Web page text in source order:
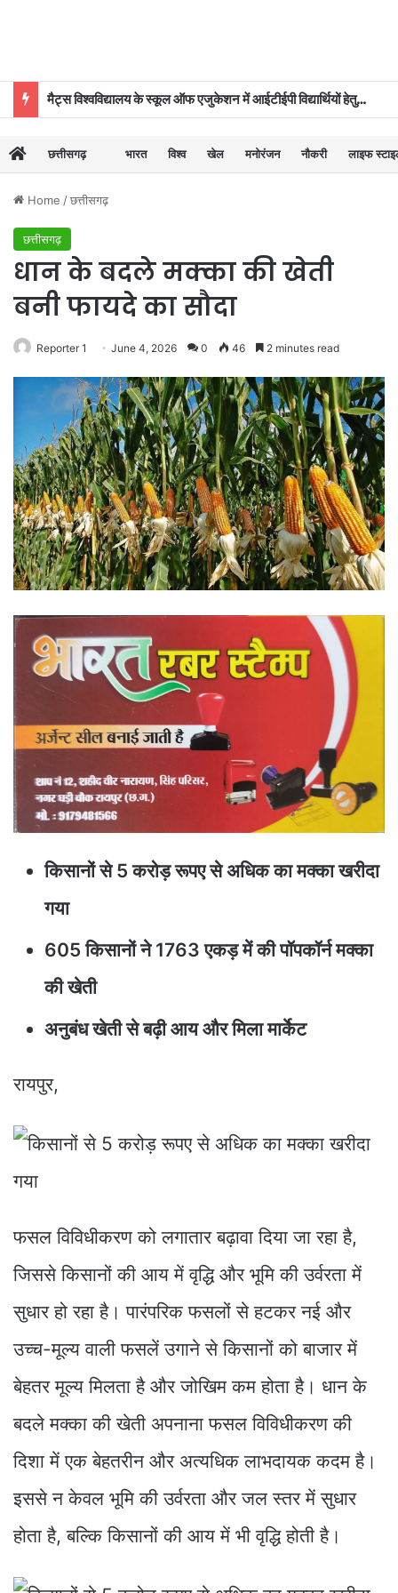
मैट्स विश्वविद्यालय के स्कूल ऑफ एजुकेशन में आईटीईपी विद्यार्थियों हेतु ‘दीक्षारंभ–2026’ का शुभारंभ
छत्तीसगढ़ भारत विश्व खेल मनोरंजन नौकरी लाइफ
Home /छत्तीसगढ़
छत्तीसगढ़
धान के बदले मक्का की खेती
बनी फायदे का सौदा
Reporter 1 June 4, 2026 0 46 2 minutes read
किसानों से 5 करोड़ रूपए से अधिक का मक्का खरीदा
गया
605 किसानों ने 1763 एकड़ में की पॉपकॉर्न मक्का
की खेती
अनुबंध खेती से बढ़ी आय और मिला मार्केट
रायपुर,
फसल विविधीकरण को लगातार बढ़ावा दिया जा रहा है,
जिससे किसानों की आय में वृद्धि और भूमि की उर्वरता में
सुधार हो रहा है। पारंपरिक फसलों से हटकर नई और
उच्च-मूल्य वाली फसलें उगाने से किसानों को बाजार में
बेहतर मूल्य मिलता है और जोखिम कम होता है। धान के
बदले मक्का की खेती अपनाना फसल विविधीकरण की
दिशा में एक बेहतरीन और अत्यधिक लाभदायक कदम है।
इससे न केवल भूमि की उर्वरता और जल स्तर में सुधार
होता है, बल्कि किसानों की आय में भी वृद्धि होती है।